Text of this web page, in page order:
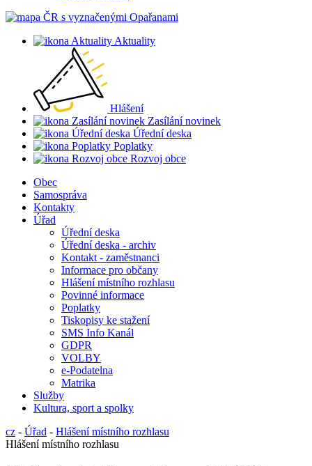
Aktuality
Hlášení
Zasílání novinek
Úřední deska
Poplatky
Rozvoj obce
Obec
Samospráva
Kontakty
Úřad
Úřední deska
Úřední deska - archiv
Kontakt - zaměstnanci
Informace pro občany
Hlášení místního rozhlasu
Povinné informace
Poplatky
Tiskopisy ke stažení
SMS Info Kanál
GDPR
VOLBY
e-Podatelna
Matrika
Služby
Kultura, sport a spolky
cz - Úřad - Hlášení místního rozhlasu
Hlášení místního rozhlasu